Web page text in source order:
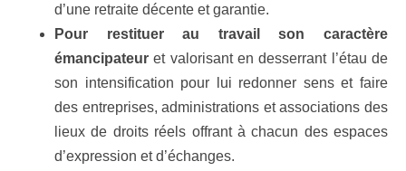
d’une retraite décente et garantie.
Pour restituer au travail son caractère
émancipateur et valorisant en desserrant l’étau de
son intensification pour lui redonner sens et faire
des entreprises, administrations et associations des
lieux de droits réels offrant à chacun des espaces
d’expression et d’échanges.